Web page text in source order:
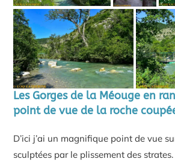
Les Gorges de la Méouge en
point de vue de la roche
D’ici j’ai un magnifique point de vue
sculptées par le plissement des